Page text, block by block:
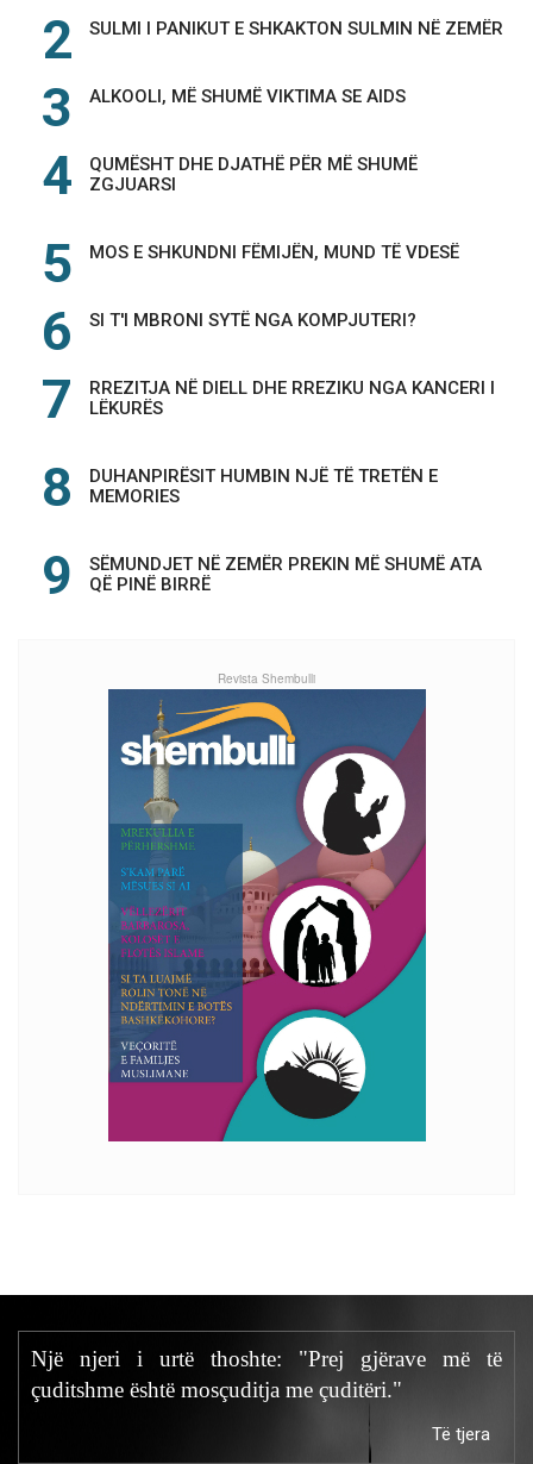
SULMI I PANIKUT E SHKAKTON SULMIN NË ZEMËR
ALKOOLI, MË SHUMË VIKTIMA SE AIDS
QUMËSHT DHE DJATHË PËR MË SHUMË
ZGJUARSI
MOS E SHKUNDNI FËMIJËN, MUND TË VDESË
SI T'I MBRONI SYTË NGA KOMPJUTERI?
RREZITJA NË DIELL DHE RREZIKU NGA KANCERI I
LËKURËS
DUHANPIRËSIT HUMBIN NJË TË TRETËN E
MEMORIES
SËMUNDJET NË ZEMËR PREKIN MË SHUMË ATA
QË PINË BIRRË
Revista Shembulli
Një njeri i urtë thoshte: "Prej gjërave më të
çuditshme është mosçuditja me çuditëri."
Të tjera